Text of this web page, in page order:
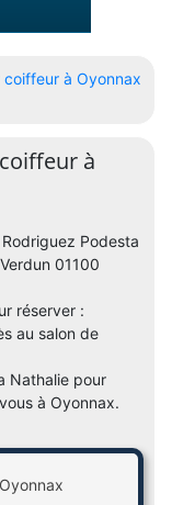
coiffeur à Oyonnax
à
Podesta
01100
réserver :
au salon de
Nathalie pour
à Oyonnax.